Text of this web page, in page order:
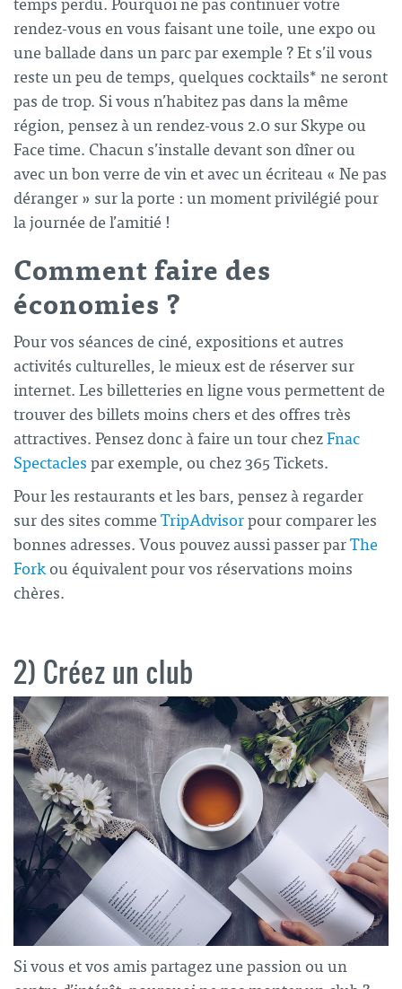
temps perdu. Pourquoi ne pas continuer votre
rendez-vous en vous faisant une toile, une expo ou
une ballade dans un parc par exemple ? Et s’il vous
reste un peu de temps, quelques cocktails* ne seront
pas de trop. Si vous n’habitez pas dans la même
région, pensez à un rendez-vous 2.0 sur Skype ou
Face time. Chacun s’installe devant son dîner ou
avec un bon verre de vin et avec un écriteau « Ne pas
déranger » sur la porte : un moment privilégié pour
lajournée de l’amitié !
Comment faire des
économies ?
Pour vos séances de ciné, expositions et autres
activités culturelles, le mieux est de réserver sur
internet. Les billetteries en ligne vous permettent de
trouver des billets moins chers et des offres très
attractives. Pensez donc à faire un tour chezFnac
Spectacles par exemple, ou chez365 Tickets.
Pour les restaurants et les bars, pensez à regarder
sur des sites comme TripAdvisorpour comparer les
bonnes adresses. Vous pouvez aussi passer parThe
Fork ou équivalent pour vos réservations moins
chères.
2) Créez un club
Si vous et vos amis partagez une passion ou un